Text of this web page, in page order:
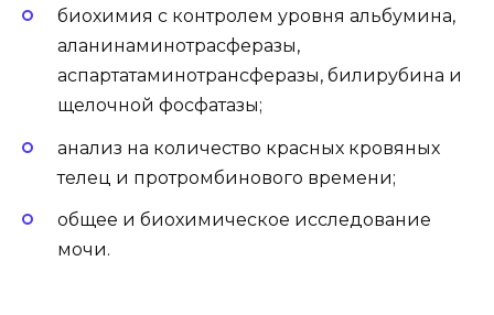
биохимия с контролем уровня альбумина,
аланинаминотрасферазы,
аспартатаминотрансферазы, билирубина и
щелочной фосфатазы;
анализ на количество красных кровяных
телец и протромбинового времени;
общее и биохимическое исследование
мочи.